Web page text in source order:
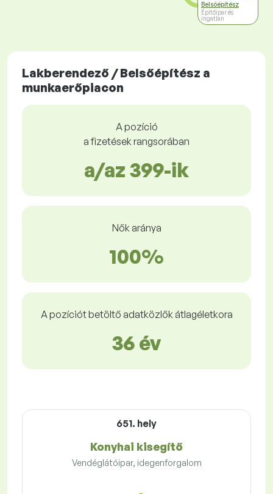
Belsőépítész
Építőipar és
ingatlan
Lakberendező / Belsőépítész a
munkaerőpiacon
A pozíció
a fizetések rangsorában
a/az 399-ik
Nők aránya
100%
A pozíciót betöltő adatközlők átlagéletkora
36 év
651. hely
Konyhai kisegítő
Vendéglátóipar, idegenforgalom